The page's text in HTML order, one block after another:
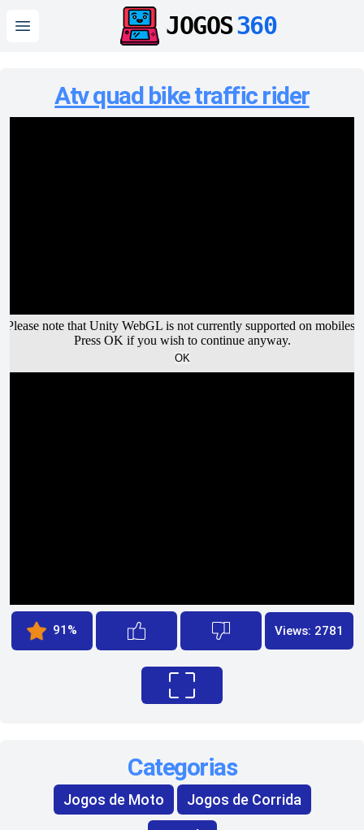
Open main menu JOGOS360
Atv quad bike traffic rider
91% Views: 2781
Categorias
Jogos de Moto Jogos de Corrida